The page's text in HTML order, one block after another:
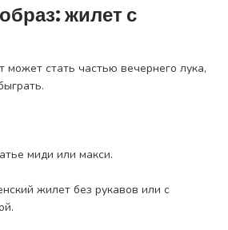
жилет с
стать частью вечернего лука,
миди или макси.
жилет без рукавов или с